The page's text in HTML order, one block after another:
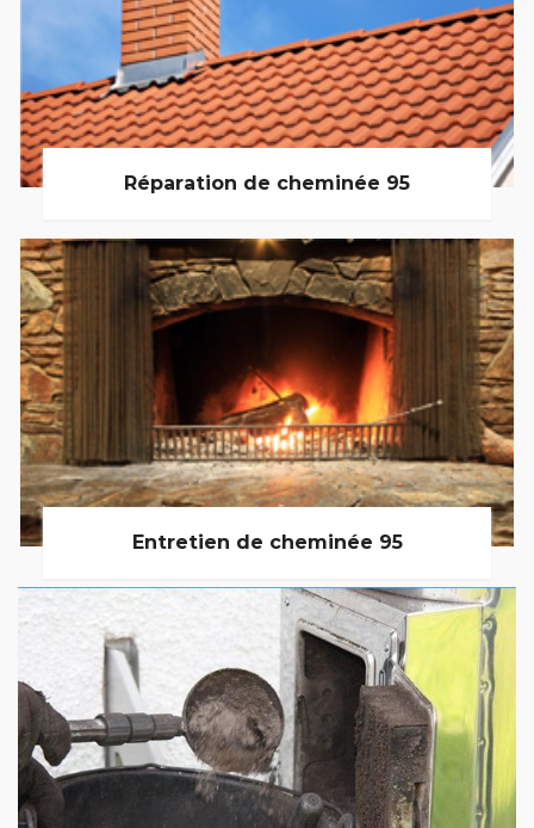
Réparation de cheminée 95
Entretien de cheminée 95